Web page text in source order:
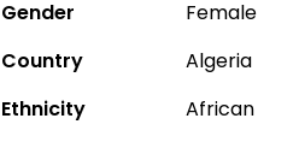
Gender
Female
Country
Algeria
Ethnicity
African